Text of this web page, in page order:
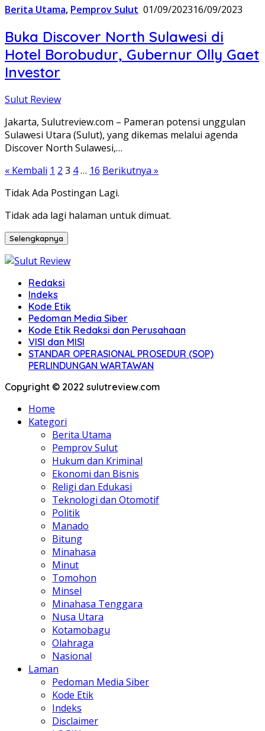
Berita Utama, Pemprov Sulut 01/09/202316/09/2023
Buka Discover North Sulawesi di
Hotel Borobudur, Gubernur Olly Gaet
Investor
Sulut Review
Jakarta, Sulutreview.com – Pameran potensi unggulan
Sulawesi Utara (Sulut), yang dikemas melalui agenda
Discover North Sulawesi,…
Paginasi
pos
« Kembali 1 2 3 4… 16 Berikutnya »
Tidak Ada Postingan Lagi.
Tidak ada lagi halaman untuk dimuat.
Selengkapnya
Redaksi
Indeks
Kode Etik
Pedoman Media Siber
Kode Etik Redaksi dan Perusahaan
VISI dan MISI
STANDAR OPERASIONAL PROSEDUR (SOP)
PERLINDUNGAN WARTAWAN
Copyright © 2022 sulutreview.com
Home
Kategori
Berita Utama
Pemprov Sulut
Hukum dan Kriminal
Ekonomi dan Bisnis
Religi dan Edukasi
Teknologi dan Otomotif
Politik
Manado
Bitung
Minahasa
Minut
Tomohon
Minsel
Minahasa Tenggara
Nusa Utara
Kotamobagu
Olahraga
Nasional
Laman
Pedoman Media Siber
Kode Etik
Indeks
Disclaimer